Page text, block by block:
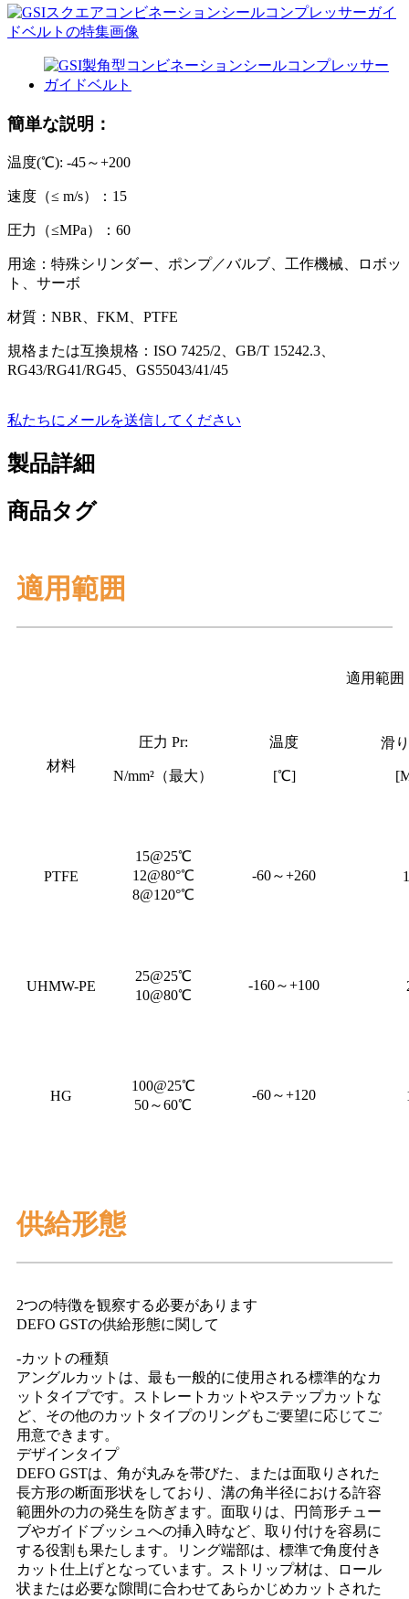
簡単な説明：
温度(℃): -45～+200
速度（≤ m/s）：15
圧力（≤MPa）：60
用途：特殊シリンダー、ポンプ／バルブ、工作機械、ロボッ
ト、サーボ
材質：NBR、FKM、PTFE
規格または互換規格：ISO 7425/2、GB/T 15242.3、
RG43/RG41/RG45、GS55043/41/45
私たちにメールを送信してください
製品詳細
商品タグ
適用範囲
適用範囲
材料
圧力 Pr:
N/mm²（最大）
温度
[℃]
滑
PTFE
15@25℃
12@80°℃
8@120°℃
-60～+260
UHMW-PE
25@25℃
10@80℃
-160～+100
HG
100@25℃
50～60℃
-60～+120
供給形態
2つの特徴を観察する必要があります
DEFO GSTの供給形態に関して
-カットの種類
アングルカットは、最も一般的に使用される標準的なカ
ットタイプです。ストレートカットやステップカットな
ど、その他のカットタイプのリングもご要望に応じてご
用意できます。
デザインタイプ
DEFO GSTは、角が丸みを帯びた、または面取りされた
長方形の断面形状をしており、溝の角半径における許容
範囲外の力の発生を防ぎます。面取りは、円筒形チュー
ブやガイドブッシュへの挿入時など、取り付けを容易に
する役割も果たします。リング端部は、標準で角度付き
カット仕上げとなっています。ストリップ材は、ロール
状または必要な隙間に合わせてあらかじめカットされた